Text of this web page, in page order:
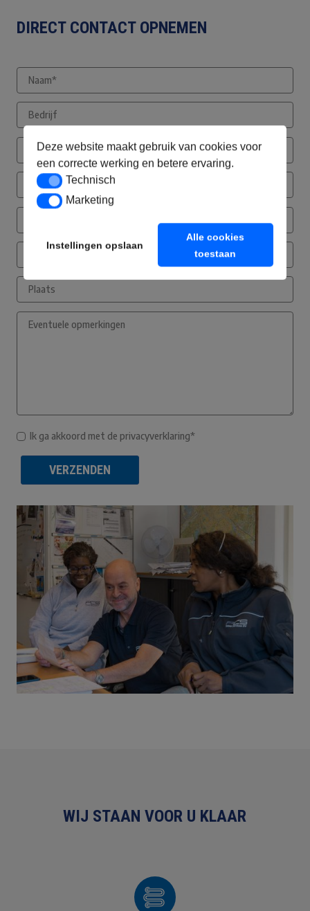
Deze website maakt gebruik van cookies voor
een correcte werking en betere ervaring.
TechnischTechnisch
MarketingMarketing
Instellingen opslaan
Alle cookies
toestaan
DIRECT CONTACT OPNEMEN
Ik ga akkoord met de privacyverklaring*
VERZENDEN
WIJ STAAN VOOR U KLAAR